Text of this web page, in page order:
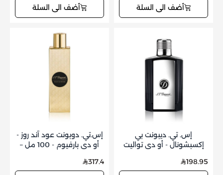
أضف الى السلة أضف الى السلة
إس. تي. ديبونت بي
إكسبشونال - أو دي تواليت
198.95
إس.تي. دوبونت عود آند روز -
أو دي بارفيوم - 100 مل –
317.4